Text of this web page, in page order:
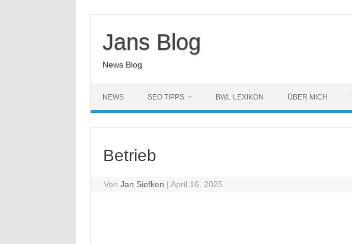
springen
Jans Blog
News Blog
NEWS SEO TIPPS BWL LEXIKON ÜBER MICH
Betrieb
VonJan Siefken | April 16, 2025